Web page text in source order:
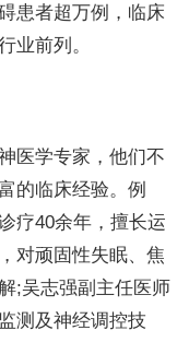
患者超万例，临床
业前列。
学专家，他们不
的临床经验。例
疗40余年，擅长运
对顽固性失眠、焦
;吴志强副主任医师
测及神经调控技